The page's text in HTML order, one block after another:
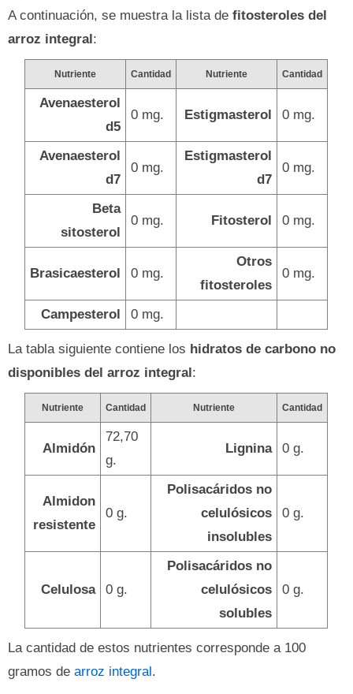
A continuación, se muestra la lista de fitosteroles del
arroz integral:
Nutriente Cantidad Nutriente Cantidad
Avenaesterol
d5
0 mg. Estigmasterol 0 mg.
Avenaesterol
d7
0 mg.
Estigmasterol
d7
0 mg.
Beta
sitosterol
0 mg. Fitosterol 0 mg.
Brasicaesterol 0 mg.
Otros
fitosteroles
0 mg.
Campesterol 0 mg.
La tabla siguiente contiene los hidratos de carbono no
disponibles del arroz integral:
Nutriente Cantidad Nutriente Cantidad
Almidón
72,70
g.
Lignina 0 g.
Almidon
resistente
0 g.
Polisacáridos no
celulósicos
insolubles
0 g.
Celulosa 0 g.
Polisacáridos no
celulósicos
solubles
0 g.
La cantidad de estos nutrientes corresponde a 100
gramos de arroz integral.